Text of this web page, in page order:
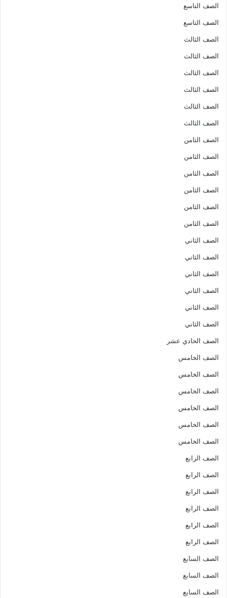
الصف التاسع
الصف التاسع
الصف الثالث
الصف الثالث
الصف الثالث
الصف الثالث
الصف الثالث
الصف الثالث
الصف الثامن
الصف الثامن
الصف الثامن
الصف الثامن
الصف الثامن
الصف الثامن
الصف الثاني
الصف الثاني
الصف الثاني
الصف الثاني
الصف الثاني
الصف الثاني
الصف الحادي عشر
الصف الخامس
الصف الخامس
الصف الخامس
الصف الخامس
الصف الخامس
الصف الخامس
الصف الرابع
الصف الرابع
الصف الرابع
الصف الرابع
الصف الرابع
الصف الرابع
الصف السابع
الصف السابع
الصف السابع